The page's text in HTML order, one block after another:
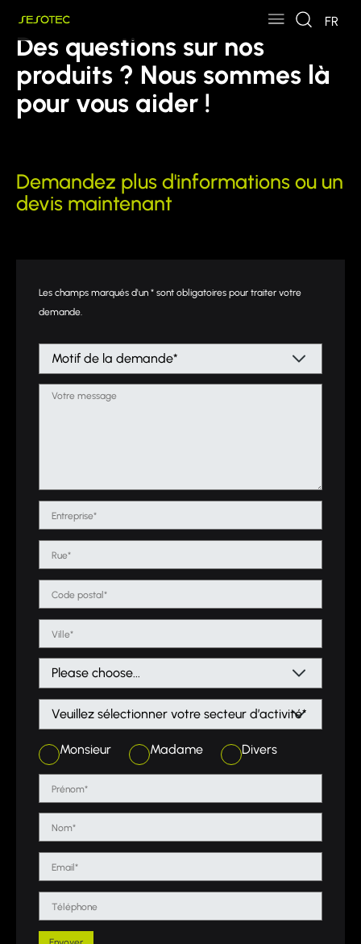
FR
Des questions sur nos
produits ? Nous sommes là
pour vous aider !
Demandez plus d'informations ou un
devis maintenant
Les champs marqués d'un * sont obligatoires pour traiter votre
demande.
Monsieur Madame Divers